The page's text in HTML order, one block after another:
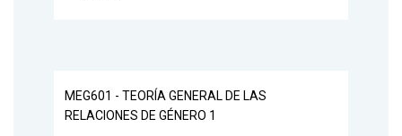
MEG601 - TEORÍA GENERAL DE LAS
RELACIONES DE GÉNERO 1